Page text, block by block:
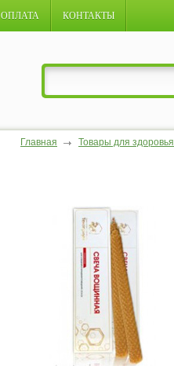
ОПЛАТА КОНТАКТЫ
Главная Товары для здоровья